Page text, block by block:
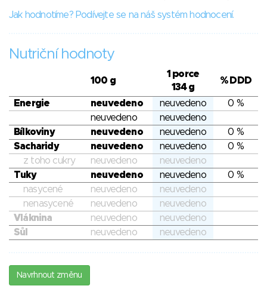
Jak hodnotíme? Podívejte se na náš systém hodnocení.
Nutriční hodnoty
100 g
1 porce
134 g
% DDD
Energie neuvedeno neuvedeno
0 %
neuvedeno
neuvedeno
Bílkoviny
neuvedeno neuvedeno
0 %
Sacharidy
neuvedeno neuvedeno
0 %
z toho cukry
neuvedeno
neuvedeno
Tuky
neuvedeno neuvedeno
0 %
nasycené
neuvedeno
neuvedeno
nenasycené
neuvedeno
neuvedeno
Vláknina
neuvedeno
neuvedeno
Sůl
neuvedeno neuvedeno
Navrhnout změnu